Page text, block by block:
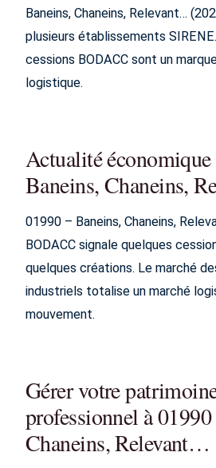
Baneins, Chaneins, Relevant…
plusieurs établissements
cessions BODACC sont un
logistique.
Actualité
Baneins, Chaneins,
01990 – Baneins, Chaneins,
BODACC signale quelques
quelques créations. Le marché
industriels totalise un marché
mouvement.
Gérer votre
professionnel à
Chaneins, Relevant…